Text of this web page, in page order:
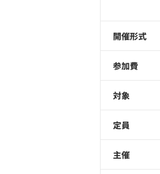
開催形式
参加費
対象
定員
主催